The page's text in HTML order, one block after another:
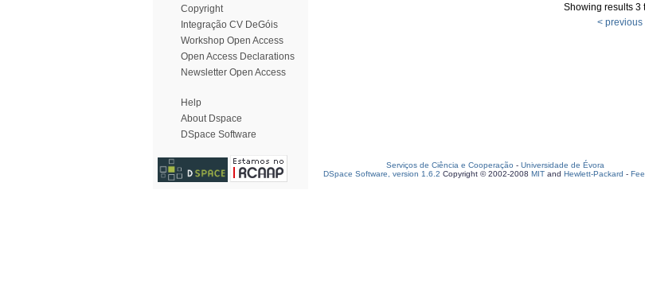
Copyright
Integração CV DeGóis
Workshop Open Access
Open Access Declarations
Newsletter Open Access
Help
About Dspace
DSpace Software
Showing results 3
< previous
Serviços de Ciência e Cooperação - Universidade de Évora
DSpace Software, version 1.6.2 Copyright © 2002-2008 MIT and Hewlett-Packard -